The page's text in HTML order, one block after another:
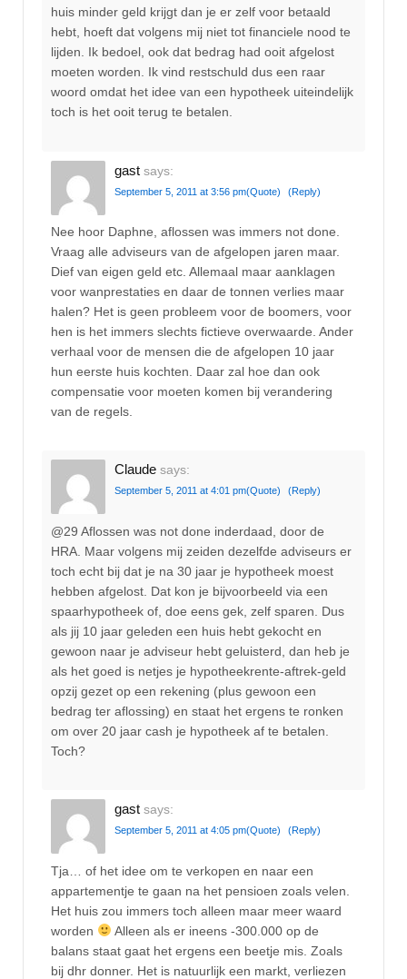
huis minder geld krijgt dan je er zelf voor betaald
hebt, hoeft dat volgens mij niet tot financiele nood te
lijden. Ik bedoel, ook dat bedrag had ooit afgelost
moeten worden. Ik vind restschuld dus een raar
woord omdat het idee van een hypotheek uiteindelijk
toch is het ooit terug te betalen.
gast says:
September 5, 2011 at 3:56 pm(Quote) (Reply)
Nee hoor Daphne, aflossen was immers not done.
Vraag alle adviseurs van de afgelopen jaren maar.
Dief van eigen geld etc. Allemaal maar aanklagen
voor wanprestaties en daar de tonnen verlies maar
halen? Het is geen probleem voor de boomers, voor
hen is het immers slechts fictieve overwaarde. Ander
verhaal voor de mensen die de afgelopen 10 jaar
hun eerste huis kochten. Daar zal hoe dan ook
compensatie voor moeten komen bij verandering
van de regels.
Claude says:
September 5, 2011 at 4:01 pm(Quote) (Reply)
@29 Aflossen was not done inderdaad, door de
HRA. Maar volgens mij zeiden dezelfde adviseurs er
toch echt bij dat je na 30 jaar je hypotheek moest
hebben afgelost. Dat kon je bijvoorbeeld via een
spaarhypotheek of, doe eens gek, zelf sparen. Dus
als jij 10 jaar geleden een huis hebt gekocht en
gewoon naar je adviseur hebt geluisterd, dan heb je
als het goed is netjes je hypotheekrente-aftrek-geld
opzij gezet op een rekening (plus gewoon een
bedrag ter aflossing) en staat het ergens te ronken
om over 20 jaar cash je hypotheek af te betalen.
Toch?
gast says:
September 5, 2011 at 4:05 pm(Quote) (Reply)
Tja… of het idee om te verkopen en naar een
appartementje te gaan na het pensioen zoals velen.
Het huis zou immers toch alleen maar meer waard
worden
Alleen als er ineens -300.000 op de
balans staat gaat het ergens een beetje mis. Zoals
bij dhr donner. Het is natuurlijk een markt, verliezen